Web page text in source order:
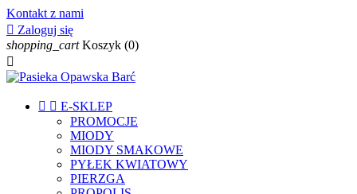
Kontakt z nami
 Zaloguj się
shopping_cart Koszyk (0)

  E-SKLEP
PROMOCJE
MIODY
MIODY SMAKOWE
PYŁEK KWIATOWY
PIERZGA